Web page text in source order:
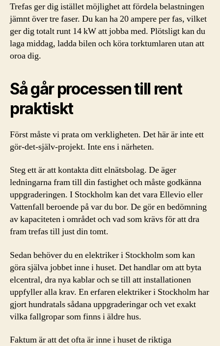
Trefas ger dig istället möjlighet att fördela belastningen
jämnt över tre faser. Du kan ha 20 ampere per fas, vilket
ger dig totalt runt 14 kW att jobba med. Plötsligt kan du
laga middag, ladda bilen och köra torktumlaren utan att
oroa dig.
Så går processen till rent
praktiskt
Först måste vi prata om verkligheten. Det här är inte ett
gör-det-själv-projekt. Inte ens i närheten.
Steg ett är att kontakta ditt elnätsbolag. De äger
ledningarna fram till din fastighet och måste godkänna
uppgraderingen. I Stockholm kan det vara Ellevio eller
Vattenfall beroende på var du bor. De gör en bedömning
av kapaciteten i området och vad som krävs för att dra
fram trefas till just din tomt.
Sedan behöver du en elektriker i Stockholm som kan
göra själva jobbet inne i huset. Det handlar om att byta
elcentral, dra nya kablar och se till att installationen
uppfyller alla krav. En erfaren elektriker i Stockholm har
gjort hundratals sådana uppgraderingar och vet exakt
vilka fallgropar som finns i äldre hus.
Faktum är att det ofta är inne i huset de riktiga